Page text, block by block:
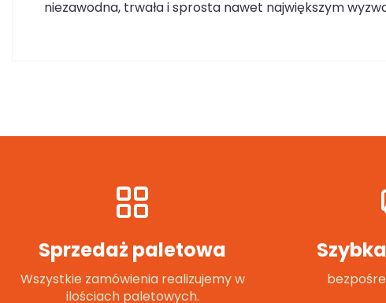
niezawodna, trwała i sprosta nawet największym
Sprzedaż paletowa
Wszystkie zamówienia realizujemy w
ilościach paletowych.